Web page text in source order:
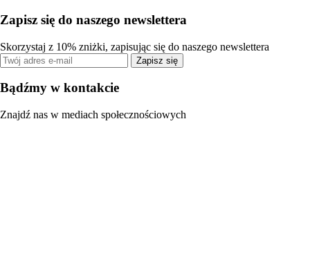
Zapisz się do naszego newslettera
Skorzystaj z 10% zniżki, zapisując się do naszego newslettera
Zapisz się
Bądźmy w kontakcie
Znajdź nas w mediach społecznościowych